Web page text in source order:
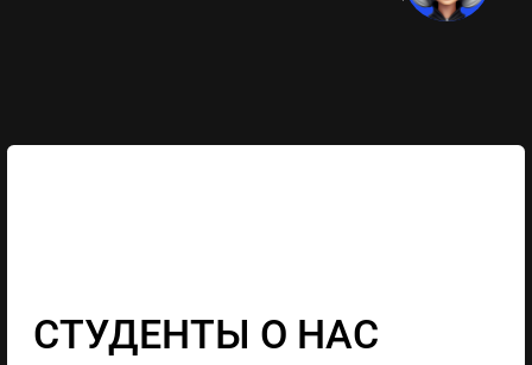
CТУДЕНТЫ О НАС